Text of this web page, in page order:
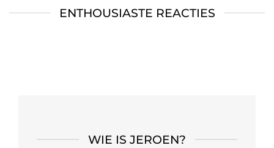
ENTHOUSIASTE REACTIES
WIE IS JEROEN?